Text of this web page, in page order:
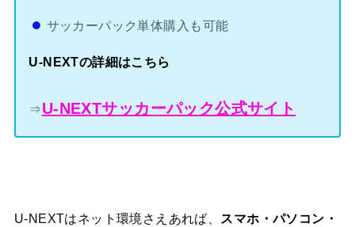
サッカーパック単体購入も可能
U-NEXTの詳細はこちら
⇒U-NEXTサッカーパック公式サイト
U-NEXTはネット環境さえあれば、 スマホ・パソコン・